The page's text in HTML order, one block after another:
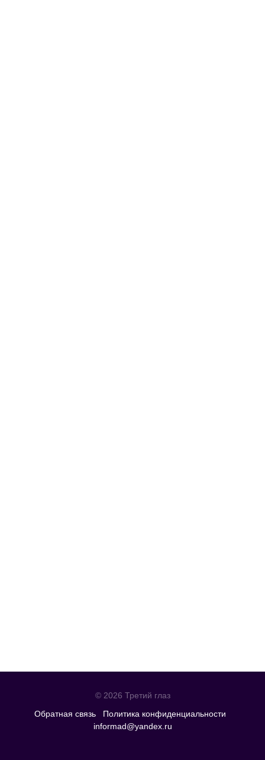
© 2026 Третий глаз
Обратная связь
Политика конфиденциальности
informad@yandex.ru